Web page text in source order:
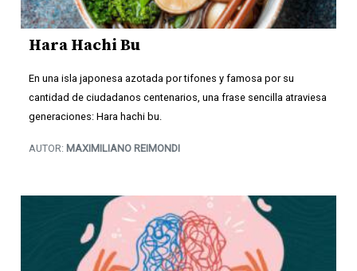
Hara Hachi Bu
En una isla japonesa azotada por tifones y famosa por su
cantidad de ciudadanos centenarios, una frase sencilla atraviesa
generaciones: Hara hachi bu.
AUTOR: MAXIMILIANO REIMONDI